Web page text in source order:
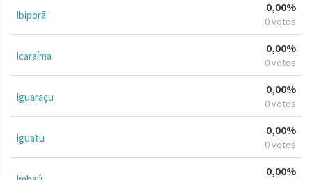
Ibiporã
0,00%
0 votos
Icaraíma
0,00%
0 votos
Iguaraçu
0,00%
0 votos
Iguatu
0,00%
0 votos
0,00%